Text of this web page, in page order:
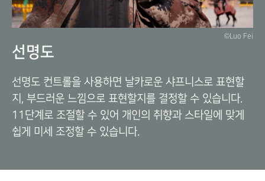
©Luo Fei
선명도
선명도 컨트롤을 사용하면 날카로운 샤프니스로 표현할
지, 부드러운 느낌으로 표현할지를 결정할 수 있습니다.
11단계로 조절할 수 있어 개인의 취향과 스타일에 맞게
쉽게 미세 조정할 수 있습니다.